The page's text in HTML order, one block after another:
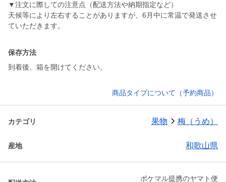
▼注文に際しての注意点（配送方法や納期指定など）
天候等により左右することがありますが、6月中に常温で発送させ
ていただきます。
保存方法
到着後、箱を開けてください。
商品タイプについて（予約商品）
カテゴリ 果物 梅（うめ）
産地 和歌山県
ポケマル提携のヤマト便